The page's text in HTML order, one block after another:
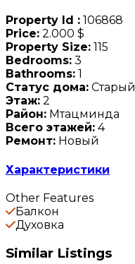
Property Id : 106868
Price: 2.000 $
Property Size: 115
Bedrooms: 3
Bathrooms: 1
Статус дома: Старый
Этаж: 2
Район: Мтацминда
Всего этажей: 4
Ремонт: Новый
Характеристики
Other Features
Балкон
Духовка
Similar Listings